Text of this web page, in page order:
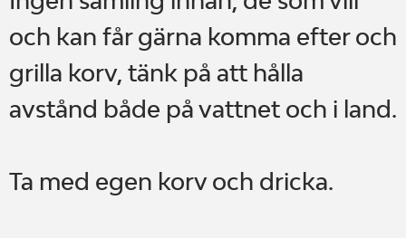
och kan får gärna komma efter och
grilla korv, tänk på att hålla
avstånd både på vattnet och i land.
Ta med egen korv och dricka.